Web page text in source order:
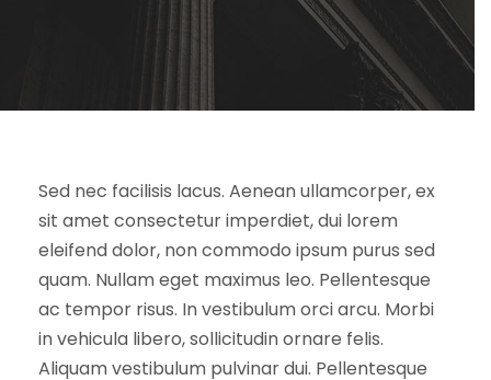
Sed nec facilisis lacus. Aenean ullamcorper, ex
sit amet consectetur imperdiet, dui lorem
eleifend dolor, non commodo ipsum purus sed
quam. Nullam eget maximus leo. Pellentesque
ac tempor risus. In vestibulum orci arcu. Morbi
in vehicula libero, sollicitudin ornare felis.
Aliquam vestibulum pulvinar dui. Pellentesque